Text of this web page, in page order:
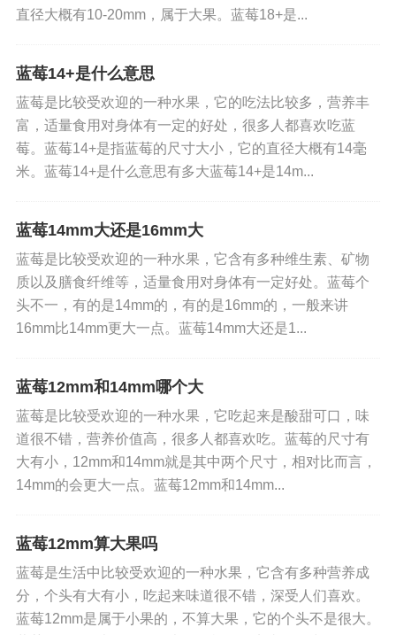
标签: 蓝莓 大
提供信息存储空间服务，不拥有所有权，不承担相
关法律责任。请核实广告和内容真实性，谨慎使
用。
直径大概有10-20mm，属于大果。蓝莓18+是...
蓝莓14+是什么意思
蓝莓是比较受欢迎的一种水果，它的吃法比较多，营养丰
富，适量食用对身体有一定的好处，很多人都喜欢吃蓝
莓。蓝莓14+是指蓝莓的尺寸大小，它的直径大概有14毫
米。蓝莓14+是什么意思有多大蓝莓14+是14m...
蓝莓14mm大还是16mm大
蓝莓是比较受欢迎的一种水果，它含有多种维生素、矿物
质以及膳食纤维等，适量食用对身体有一定好处。蓝莓个
头不一，有的是14mm的，有的是16mm的，一般来讲
16mm比14mm更大一点。蓝莓14mm大还是1...
蓝莓12mm和14mm哪个大
蓝莓是比较受欢迎的一种水果，它吃起来是酸甜可口，味
道很不错，营养价值高，很多人都喜欢吃。蓝莓的尺寸有
大有小，12mm和14mm就是其中两个尺寸，相对比而言，
14mm的会更大一点。蓝莓12mm和14mm...
蓝莓12mm算大果吗
蓝莓是生活中比较受欢迎的一种水果，它含有多种营养成
分，个头有大有小，吃起来味道很不错，深受人们喜欢。
蓝莓12mm是属于小果的，不算大果，它的个头不是很大。